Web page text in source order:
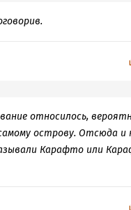
относилось,
острову. Отсюда и
Карафто или